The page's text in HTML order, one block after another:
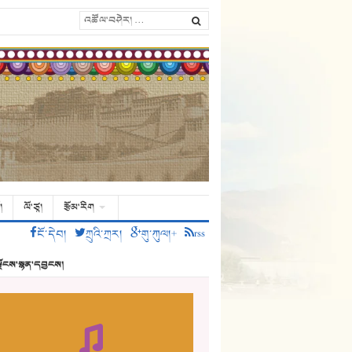
ལོ་ཙཱ།
རྩོམ་རིག
ངོ་དེབ།
ཀྲུའི་ཀྲར། གུ་ཀུལ།+ rss